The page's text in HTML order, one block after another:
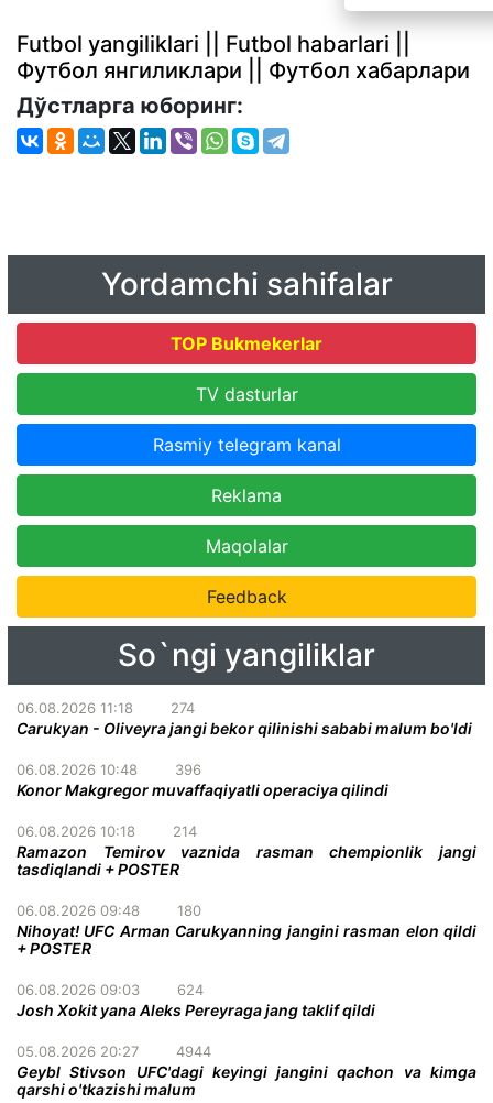
Futbol yangiliklari || Futbol habarlari ||
Футбол янгиликлари || Футбол хабарлари
Дўстларга юборинг:
Yordamchi sahifalar
TOP Bukmekerlar
TV dasturlar
Rasmiy telegram kanal
Reklama
Maqolalar
Feedback
So`ngi yangiliklar
06.08.2026 11:18 274
Carukyan - Oliveyra jangi bekor qilinishi sababi malum bo'ldi
06.08.2026 10:48 396
Konor Makgregor muvaffaqiyatli operaciya qilindi
06.08.2026 10:18 214
Ramazon Temirov vaznida rasman chempionlik jangi
tasdiqlandi + POSTER
06.08.2026 09:48 180
Nihoyat! UFC Arman Carukyanning jangini rasman elon qildi
+ POSTER
06.08.2026 09:03 624
Josh Xokit yana Aleks Pereyraga jang taklif qildi
05.08.2026 20:27 4944
Geybl Stivson UFC'dagi keyingi jangini qachon va kimga
qarshi o'tkazishi malum